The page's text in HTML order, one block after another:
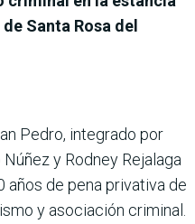
Santa Rosa del
Pedro, integrado por
y Rodney Rejalaga
años de pena privativa de
y asociación criminal.